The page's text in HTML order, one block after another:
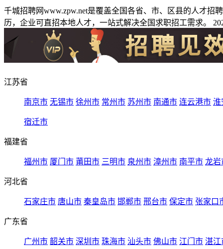
千城招聘网www.zpw.net是覆盖全国各省、市、区县的人才
历，企业可直招本地人才，一站式解决全国求职招工需求。
江苏省
南京市 无锡市 徐州市 常州市 苏州市 南通市 连云港市 淮
宿迁市
福建省
福州市 厦门市 莆田市 三明市 泉州市 漳州市 南平市 龙岩
河北省
石家庄市 唐山市 秦皇岛市 邯郸市 邢台市 保定市 张家口
广东省
广州市 韶关市 深圳市 珠海市 汕头市 佛山市 江门市 湛江